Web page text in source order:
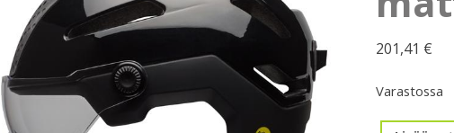
201,41 €
Varastossa